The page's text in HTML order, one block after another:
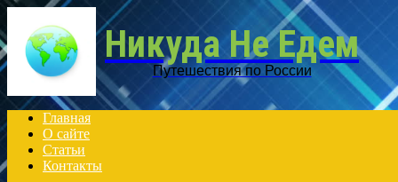
Никуда Не Едем
Путешествия по России
Главная
О сайте
Статьи
Контакты